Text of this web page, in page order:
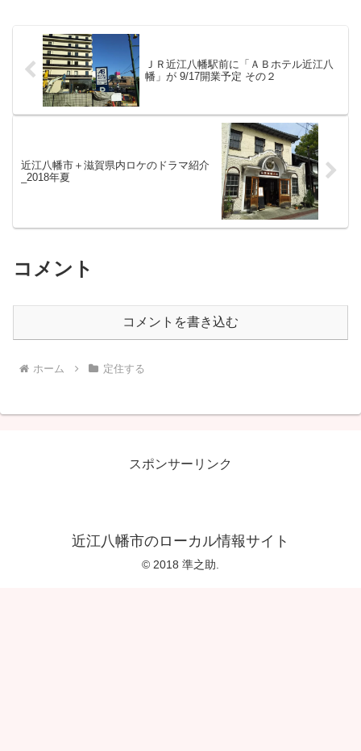
ＪＲ近江八幡駅前に「ＡＢホテル近江八
幡」が 9/17開業予定 その２
近江八幡市＋滋賀県内ロケのドラマ紹介
_2018年夏
コメント
コメントを書き込む
ホーム 定住する
スポンサーリンク
近江八幡市のローカル情報サイト
© 2018 準之助.